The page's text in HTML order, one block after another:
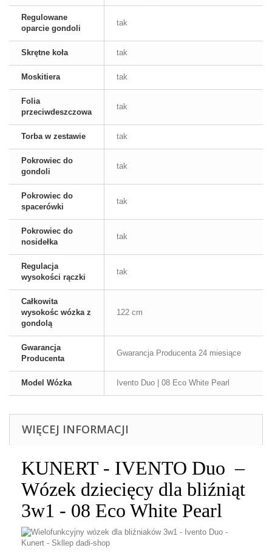
Regulowane
oparcie gondoli
tak
Skrętne koła tak
Moskitiera tak
Folia
przeciwdeszczowa
tak
Torba w zestawie tak
Pokrowiec do
gondoli
tak
Pokrowiec do
spacerówki
tak
Pokrowiec do
nosidełka
tak
Regulacja
wysokości rączki
tak
Całkowita
wysokośc wózka z
gondolą
122 cm
Gwarancja
Producenta
Gwarancja Producenta 24 miesiące
Model Wózka Ivento Duo | 08 Eco White Pearl
WIĘCEJ INFORMACJI
KUNERT - IVENTO Duo –
Wózek dziecięcy dla bliźniąt
3w1 - 08 Eco White Pearl